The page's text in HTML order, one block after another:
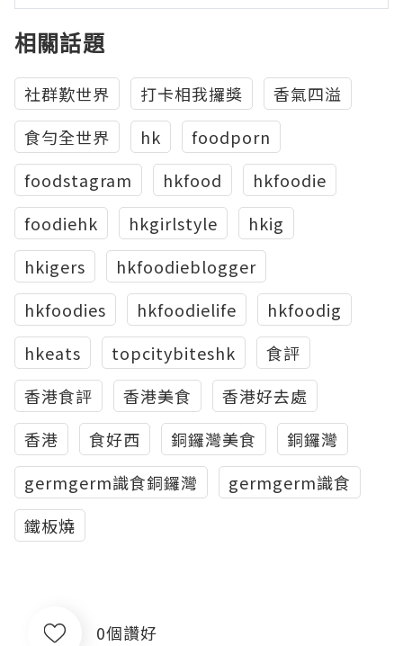
相關話題
社群歎世界 打卡相我攞獎
香氣四溢
食勻全世界
hk
foodporn
foodstagram
hkfood
hkfoodie
foodiehk
hkgirlstyle
hkig
hkigers
hkfoodieblogger
hkfoodies
hkfoodielife
hkfoodig
hkeats
topcitybiteshk
食評
香港食評
香港美食
香港好去處
香港
食好西 銅鑼灣美食
銅鑼灣
germgerm識食銅鑼灣
germgerm識食
鐵板燒
0個讚好